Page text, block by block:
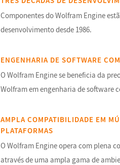
Componentes do Wolfram Engine
desenvolvimento desde 1986.
ENGENHARIA DE SOFTWARE
O Wolfram Engine se beneficia da
Wolfram em engenharia de software
AMPLA COMPATIBILIDADE EM
PLATAFORMAS
O Wolfram Engine opera com plena
através de uma ampla gama de